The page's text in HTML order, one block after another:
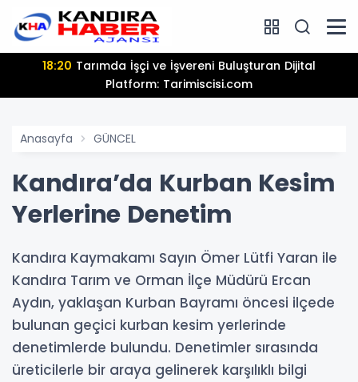
18:20
Platform: Tarimiscisi.com
Anasayfa GÜNCEL
Kandıra’da Kurban Kesim
Yerlerine Denetim
Kandıra Kaymakamı Sayın Ömer Lütfi Yaran ile
Kandıra Tarım ve Orman İlçe Müdürü Ercan
Aydın, yaklaşan Kurban Bayramı öncesi ilçede
bulunan geçici kurban kesim yerlerinde
denetimlerde bulundu. Denetimler sırasında
üreticilerle bir araya gelinerek karşılıklı bilgi